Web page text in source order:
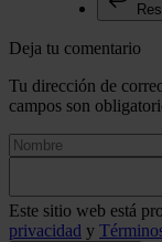
Deja tu comentario
Tu dirección de
campos son
Este sitio web está
privacidad y